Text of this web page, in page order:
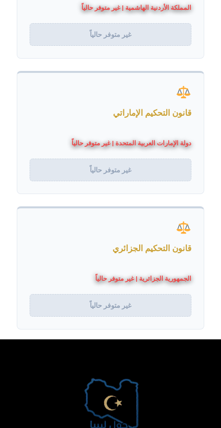
المملكة الأردنية الهاشمية | غير متوفر حالياً
غير متوفر حالياً
قانون التحكيم الإماراتي
دولة الإمارات العربية المتحدة | غير متوفر حالياً
غير متوفر حالياً
قانون التحكيم الجزائري
الجمهورية الجزائرية | غير متوفر حالياً
غير متوفر حالياً